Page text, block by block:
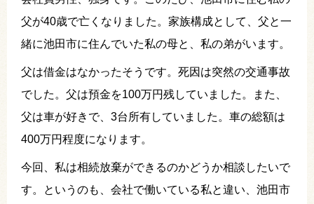
父が40歳で亡くなりました。家族構成として、父と一
緒に池田市に住んでいた私の母と、私の弟がいます。
父は借金はなかったそうです。死因は突然の交通事故
でした。父は預金を100万円残していました。また、
父は車が好きで、3台所有していました。車の総額は
400万円程度になります。
今回、私は相続放棄ができるのかどうか相談したいで
す。というのも、会社で働いている私と違い、池田市